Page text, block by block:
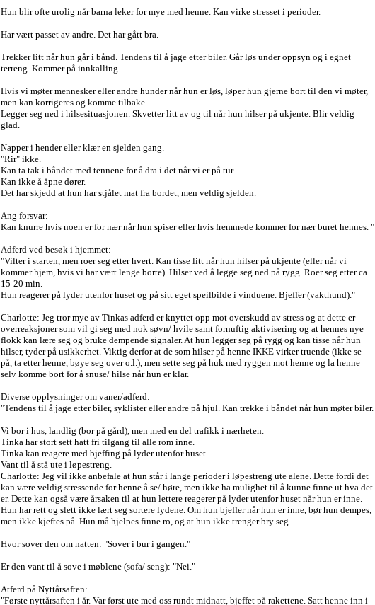
Hun blir ofte urolig når barna leker for mye med henne. Kan virke stresset i perioder.
Har vært passet av andre. Det har gått bra.
Trekker litt når hun går i bånd. Tendens til å jage etter biler. Går løs under oppsyn og i egnet
terreng. Kommer på innkalling.
Hvis vi møter mennesker eller andre hunder når hun er løs, løper hun gjerne bort til den vi møter,
men kan korrigeres og komme tilbake.
Legger seg ned i hilsesituasjonen. Skvetter litt av og til når hun hilser på ukjente. Blir veldig
glad.
Napper i hender eller klær en sjelden gang.
"Rir" ikke.
Kan ta tak i båndet med tennene for å dra i det når vi er på tur.
Kan ikke å åpne dører.
Det har skjedd at hun har stjålet mat fra bordet, men veldig sjelden.
Ang forsvar:
Kan knurre hvis noen er for nær når hun spiser eller hvis fremmede kommer for nær buret hennes. "
Adferd ved besøk i hjemmet:
"Vilter i starten, men roer seg etter hvert. Kan tisse litt når hun hilser på ukjente (eller når vi
kommer hjem, hvis vi har vært lenge borte). Hilser ved å legge seg ned på rygg. Roer seg etter ca
15-20 min.
Hun reagerer på lyder utenfor huset og på sitt eget speilbilde i vinduene. Bjeffer (vakthund)."
Charlotte: Jeg tror mye av Tinkas adferd er knyttet opp mot overskudd av stress og at dette er
overreaksjoner som vil gi seg med nok søvn/ hvile samt fornuftig aktivisering og at hennes nye
flokk kan lære seg og bruke dempende signaler. At hun legger seg på rygg og kan tisse når hun
hilser, tyder på usikkerhet. Viktig derfor at de som hilser på henne IKKE virker truende (ikke se
på, ta etter henne, bøye seg over o.l.), men sette seg på huk med ryggen mot henne og la henne
selv komme bort for å snuse/ hilse når hun er klar.
Diverse opplysninger om vaner/adferd:
"Tendens til å jage etter biler, syklister eller andre på hjul. Kan trekke i båndet når hun møter biler.
Vi bor i hus, landlig (bor på gård), men med en del trafikk i nærheten.
Tinka har stort sett hatt fri tilgang til alle rom inne.
Tinka kan reagere med bjeffing på lyder utenfor huset.
Vant til å stå ute i løpestreng.
Charlotte: Jeg vil ikke anbefale at hun står i lange perioder i løpestreng ute alene. Dette fordi det
kan være veldig stressende for henne å se/ høre, men ikke ha mulighet til å kunne finne ut hva det
er. Dette kan også være årsaken til at hun lettere reagerer på lyder utenfor huset når hun er inne.
Hun har rett og slett ikke lært seg sortere lydene. Om hun bjeffer når hun er inne, bør hun dempes,
men ikke kjeftes på. Hun må hjelpes finne ro, og at hun ikke trenger bry seg.
Hvor sover den om natten: "Sover i bur i gangen."
Er den vant til å sove i møblene (sofa/ seng): "Nei."
Atferd på Nyttårsaften:
"Første nyttårsaften i år. Var først ute med oss rundt midnatt, bjeffet på rakettene. Satt henne inn i